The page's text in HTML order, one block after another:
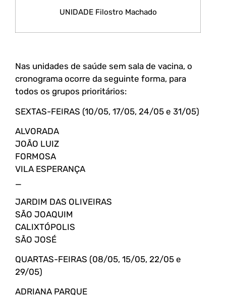
UNIDADE Filostro Machado
Nas unidades de saúde sem sala de vacina, o
cronograma ocorre da seguinte forma, para
todos os grupos prioritários:
SEXTAS-FEIRAS (10/05, 17/05, 24/05 e 31/05)
ALVORADA
JOÃO LUIZ
FORMOSA
VILA ESPERANÇA
_
JARDIM DAS OLIVEIRAS
SÃO JOAQUIM
CALIXTÓPOLIS
SÃO JOSÉ
QUARTAS-FEIRAS (08/05, 15/05, 22/05 e
29/05)
ADRIANA PARQUE